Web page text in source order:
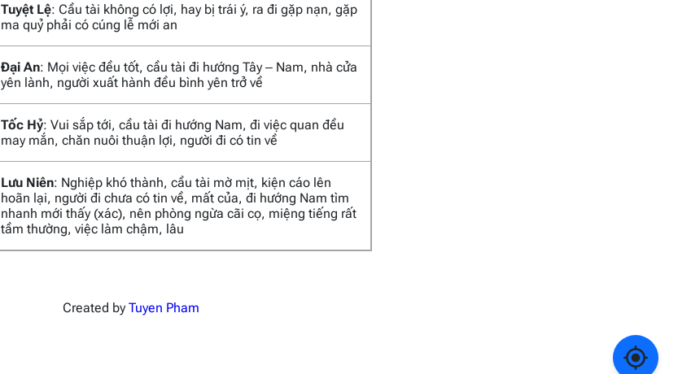
Tuyệt Lệ: Cầu tài không có lợi, hay bị trái ý, ra đi gặp nạn, gặp
ma quỷ phải có cúng lễ mới an
Đại An: Mọi việc đều tốt, cầu tài đi hướng Tây – Nam, nhà cửa
yên lành, người xuất hành đều bình yên trở về
Tốc Hỷ: Vui sắp tới, cầu tài đi hướng Nam, đi việc quan đều
may mắn, chăn nuôi thuận lợi, người đi có tin về
Lưu Niên: Nghiệp khó thành, cầu tài mờ mịt, kiện cáo lên
hoãn lại, người đi chưa có tin về, mất của, đi hướng Nam tìm
nhanh mới thấy (xác), nên phòng ngừa cãi cọ, miệng tiếng rất
tầm thường, việc làm chậm, lâu
Created byTuyen Pham